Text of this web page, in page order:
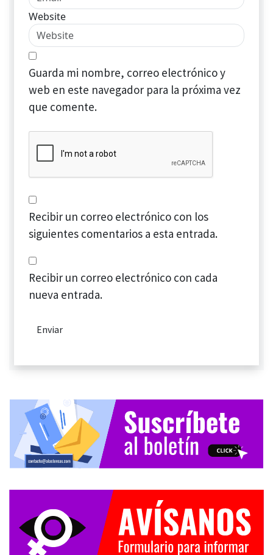
Website
Guarda mi nombre, correo electrónico y
web en este navegador para la próxima vez
que comente.
Recibir un correo electrónico con los
siguientes comentarios a esta entrada.
Recibir un correo electrónico con cada
nueva entrada.